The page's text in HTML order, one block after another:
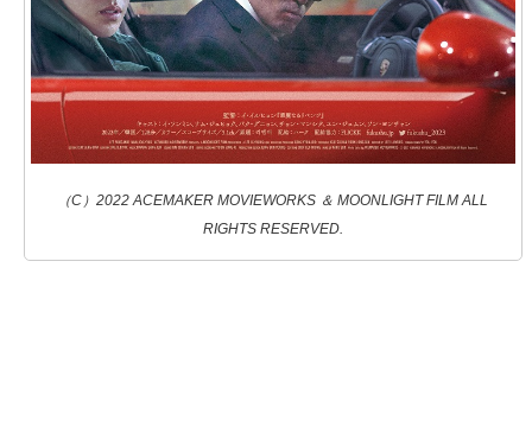
（C）2022 ACEMAKER MOVIEWORKS ＆ MOONLIGHT FILM ALL
RIGHTS RESERVED.